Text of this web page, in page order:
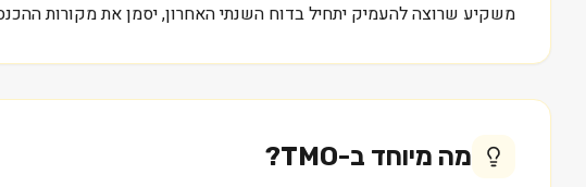
משקיע שרוצה להעמיק יתחיל בדוח השנתי האחרון, יסמן את מקורות
מה מיוחד ב-TMO
?